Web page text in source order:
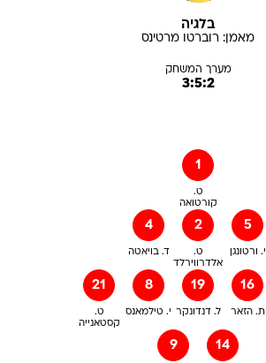
בלגיה
מאמן: רוברטו מרטינס
מערך המשחק
3:5:2
1
ט.
קורטואה
4
ד. בויאטה
2
ט.
אלדרווירלד
5
י. ורטונגן
21
ט.
קסטאנייה
8
י. טילמאנס
19
ל. דנדונקר
16
ת. הזאר
9 14